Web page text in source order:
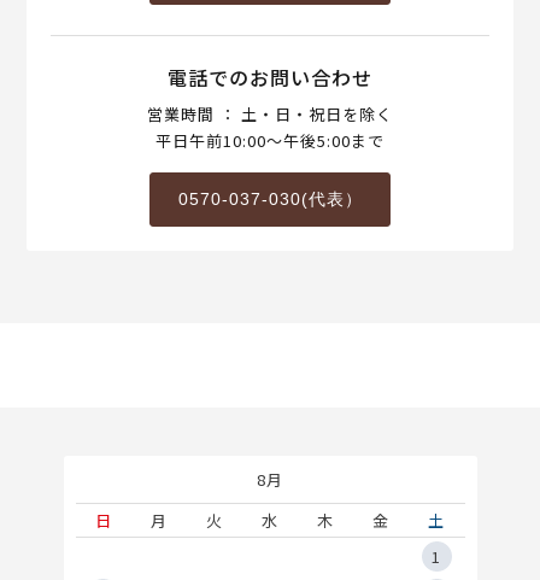
電話でのお問い合わせ
営業時間 ： 土・日・祝日を除く
平日午前10:00～午後5:00まで
0570-037-030(代表）
8月
日
月 火 水 木 金
土
1